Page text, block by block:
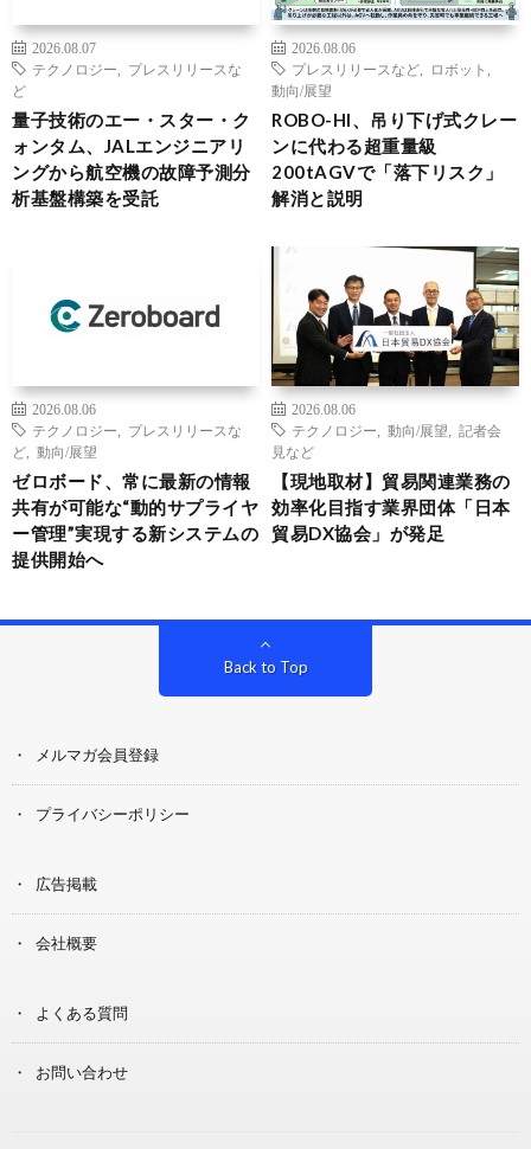
2026.08.07
テクノロジー
プレスリリースな
ど
量子技術のエー・スター・ク
ォンタム、JALエンジニアリ
ングから航空機の故障予測分
析基盤構築を受託
2026.08.06
プレスリリースなど
ロボット
動向/展望
ROBO-HI、吊り下げ式クレー
ンに代わる超重量級
200tAGVで「落下リスク」
解消と説明
2026.08.06
テクノロジー
プレスリリースな
ど
動向/展望
ゼロボード、常に最新の情報
共有が可能な“動的サプライヤ
ー管理”実現する新システムの
提供開始へ
2026.08.06
テクノロジー
動向/展望
記者会
見など
【現地取材】貿易関連業務の
効率化目指す業界団体「日本
貿易DX協会」が発足
Back to Top
メルマガ会員登録
プライバシーポリシー
広告掲載
会社概要
よくある質問
お問い合わせ